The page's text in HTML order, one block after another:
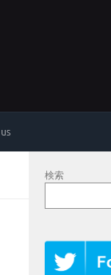
検索